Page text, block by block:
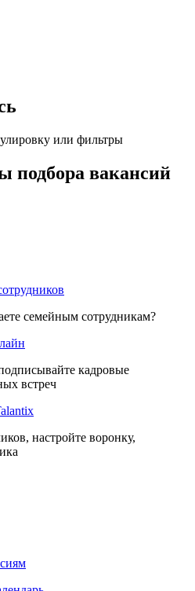
или фильтры
подбора вакансий
семейным сотрудникам?
кадровые
встреч
настройте воронку,